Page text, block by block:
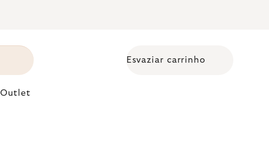
Esvaziar carrinho
Outlet